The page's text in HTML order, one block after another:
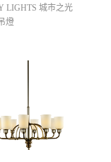
LIGHTS 城市之光
燈